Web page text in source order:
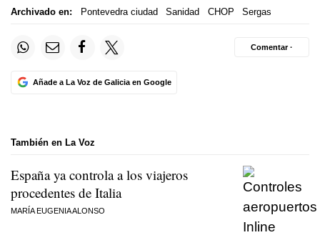
Archivado en: Pontevedra ciudad Sanidad CHOP Sergas
Añade a La Voz de Galicia en Google
Comentar ·
También en La Voz
España ya controla a los viajeros
procedentes de Italia
MARÍA EUGENIA ALONSO